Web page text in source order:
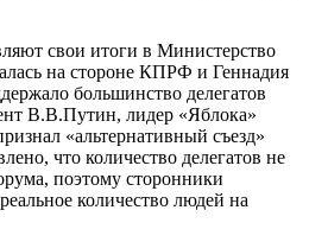
свои итоги в Министерство
на стороне КПРФ и Геннадия
большинство делегатов
В.В.Путин, лидер «Яблока»
«альтернативный съезд»
что количество делегатов не
поэтому сторонники
количество людей на